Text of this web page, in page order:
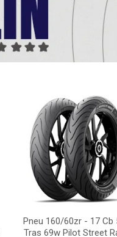
Pneu 160/60zr - 17 Cb
Tras 69w Pilot Street